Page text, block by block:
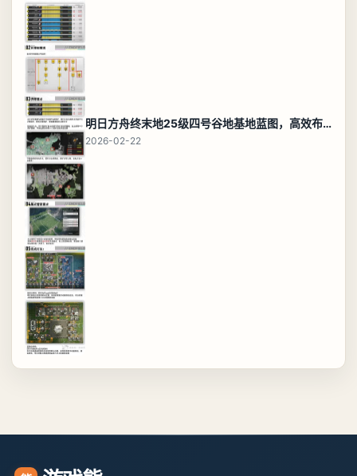
明日方舟终末地25级四号谷地基地蓝图，高效布局规划
2026-02-22